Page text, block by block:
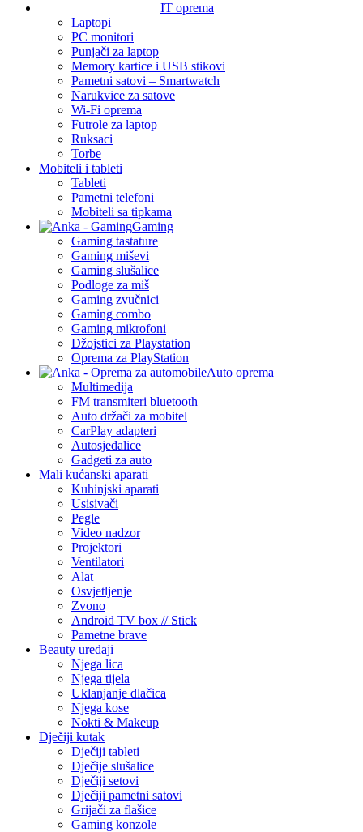
IT oprema
Laptopi
PC monitori
Punjači za laptop
Memory kartice i USB stikovi
Pametni satovi – Smartwatch
Narukvice za satove
Wi-Fi oprema
Futrole za laptop
Ruksaci
Torbe
Mobiteli i tableti
Tableti
Pametni telefoni
Mobiteli sa tipkama
Gaming
Gaming tastature
Gaming miševi
Gaming slušalice
Podloge za miš
Gaming zvučnici
Gaming combo
Gaming mikrofoni
Džojstici za Playstation
Oprema za PlayStation
Auto oprema
Multimedija
FM transmiteri bluetooth
Auto držači za mobitel
CarPlay adapteri
Autosjedalice
Gadgeti za auto
Mali kućanski aparati
Kuhinjski aparati
Usisivači
Pegle
Video nadzor
Projektori
Ventilatori
Alat
Osvjetljenje
Zvono
Android TV box // Stick
Pametne brave
Beauty uređaji
Njega lica
Njega tijela
Uklanjanje dlačica
Njega kose
Nokti & Makeup
Dječiji kutak
Dječiji tableti
Dječije slušalice
Dječiji setovi
Dječiji pametni satovi
Grijači za flašice
Gaming konzole